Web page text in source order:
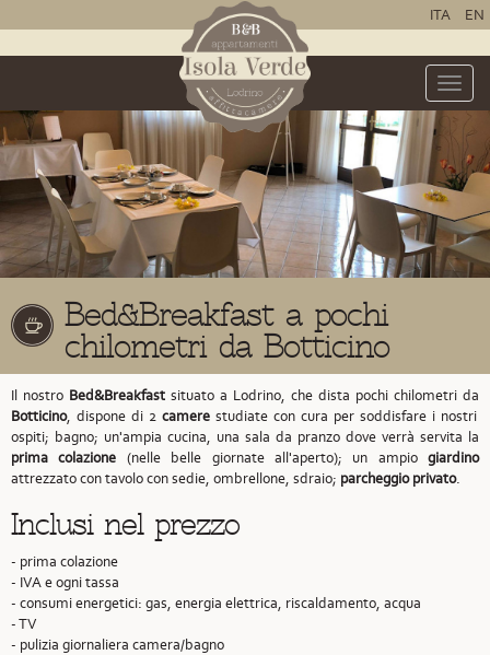
ITA EN
Toggle
Bed&Breakfast a pochi
chilometri da Botticino
Il nostro Bed&Breakfast situato a Lodrino, che dista pochi chilometri da
Botticino, dispone di 2 camere studiate con cura per soddisfare i nostri
ospiti; bagno; un'ampia cucina, una sala da pranzo dove verrà servita la
prima colazione (nelle belle giornate all'aperto); un ampio giardino
attrezzato con tavolo con sedie, ombrellone, sdraio; parcheggio privato.
Inclusi nel prezzo
- prima colazione
- IVA e ogni tassa
- consumi energetici: gas, energia elettrica, riscaldamento, acqua
- TV
- pulizia giornaliera camera/bagno